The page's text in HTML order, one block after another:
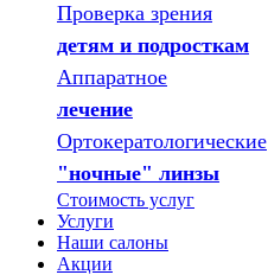
Проверка зрения
детям и подросткам
Аппаратное
лечение
Ортокератологические
"ночные" линзы
Стоимость услуг
Услуги
Наши салоны
Акции